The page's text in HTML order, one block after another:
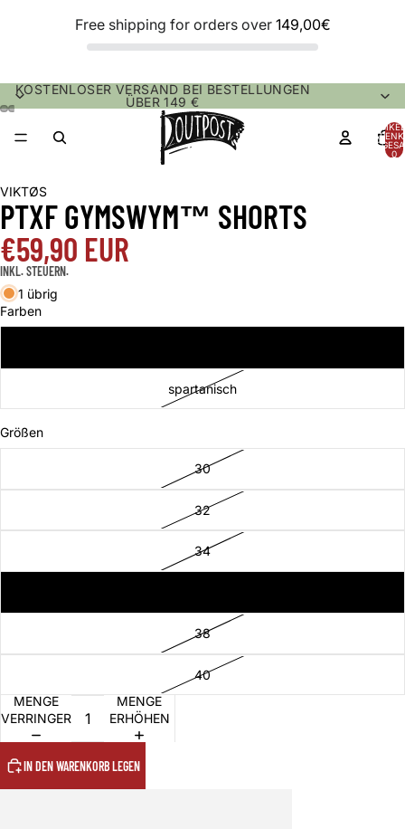
Free shipping for orders over 149,00€
KOSTENLOSER VERSAND BEI BESTELLUNGEN
ÜBER 149 €
0
VIKTØS
PTXF GYMSWYM™ SHORTS
€59,90 EUR
INKL. STEUERN.
1 übrig
Farben
spartanisch
Größen
30
32
34
38
40
MENGE
VERRINGERN
MENGE
ERHÖHEN
IN DEN WARENKORB LEGEN